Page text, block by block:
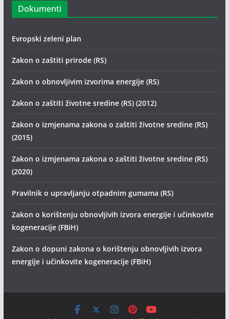
Dokumenti
Evropski zeleni plan
Zakon o zaštiti prirode (RS)
Zakon o obnovljivim izvorima energije (RS)
Zakon o zaštiti životne sredine (RS) (2012)
Zakon o izmjenama zakona o zaštiti životne sredine (RS)
(2015)
Zakon o izmjenama zakona o zaštiti životne sredine (RS)
(2020)
Pravilnik o upravljanju otpadnim gumama (RS)
Zakon o korištenju obnovljivih izvora energije i učinkovite
kogeneracije (FBiH)
Zakon o dopuni zakona o korištenju obnovljivih izvora
energije i učinkovite kogeneracije (FBiH)